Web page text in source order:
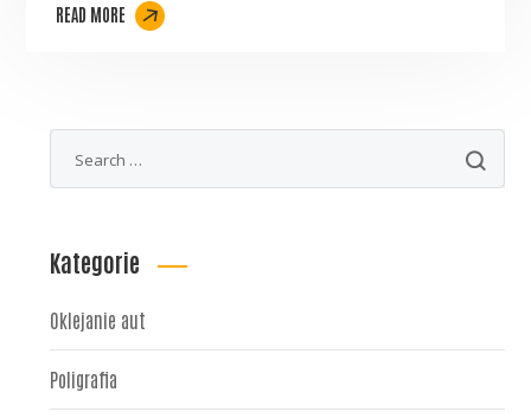
READ MORE
Kategorie
Oklejanie aut
Poligrafia